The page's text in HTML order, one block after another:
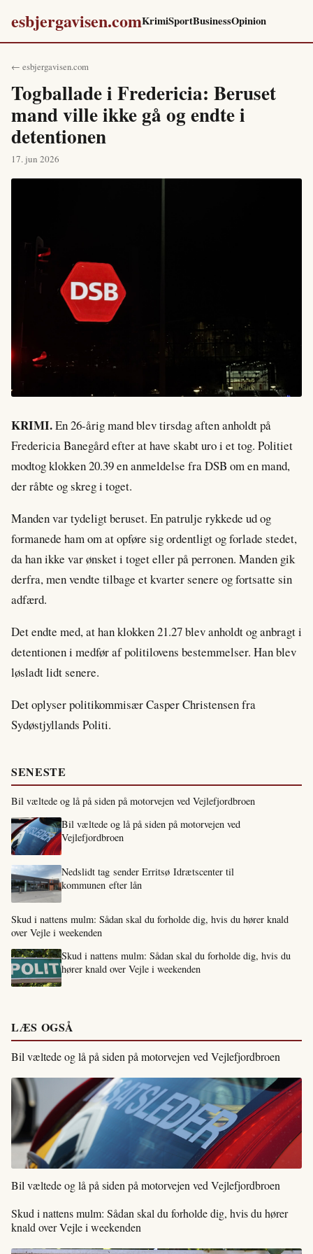
esbjergavisen.comKrimiSportBusinessOpinion
← esbjergavisen.com
Togballade i Fredericia: Beruset
mand ville ikke gå og endte i
detentionen
17. jun 2026
KRIMI.En 26-årig mand blev tirsdag aften anholdt på
Fredericia Banegård efter at have skabt uro i et tog. Politiet
modtog klokken 20.39 en anmeldelse fra DSB om en mand,
der råbte og skreg i toget.
Manden var tydeligt beruset. En patrulje rykkede ud og
formanede ham om at opføre sig ordentligt og forlade stedet,
da han ikke var ønsket i toget eller på perronen. Manden gik
derfra, men vendte tilbage et kvarter senere og fortsatte sin
adfærd.
Det endte med, at han klokken 21.27 blev anholdt og anbragt i
detentionen i medfør af politilovens bestemmelser. Han blev
løsladt lidt senere.
Det oplyser politikommisær Casper Christensen fra
Sydøstjyllands Politi.
SENESTE
Bil væltede og lå på siden på motorvejen ved Vejlefjordbroen
Bil væltede og lå på siden på motorvejen ved
Vejlefjordbroen
Nedslidt tag sender Erritsø Idrætscenter til
kommunen efter lån
Skud i nattens mulm: Sådan skal du forholde dig, hvis du hører knald
over Vejle i weekenden
Skud i nattens mulm: Sådan skal du forholde dig, hvis du
hører knald over Vejle i weekenden
LÆS OGSÅ
Bil væltede og lå på siden på motorvejen ved Vejlefjordbroen
Bil væltede og lå på siden på motorvejen ved Vejlefjordbroen
Skud i nattens mulm: Sådan skal du forholde dig, hvis du hører
knald over Vejle i weekenden